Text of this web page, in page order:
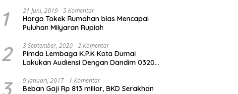
1 21 Juni, 2019 5 Komentar
Harga Tokek Rumahan bias Mencapai
Puluhan Milyaran Rupiah
2 3 September, 2020 2 Komentar
Pimda Lembaga K.P.K Kota Dumai
Lakukan Audiensi Dengan Dandim 0320
3 9 Januari, 2017 1 Komentar
Beban Gaji Rp 813 miliar, BKD Serakhan